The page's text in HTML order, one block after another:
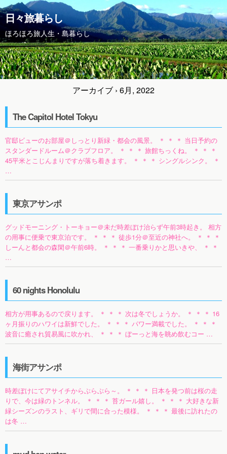
日々旅暮らし
ほろほろ旅人生・島暮らし
アーカイブ › 6月, 2022
The Capitol Hotel Tokyu
官邸ビューのお部屋＠しっとり新緑・都会の風景。 ＊ ＊ ＊ 当日予約の
スタンダードルーム＠クラブフロア。 ＊ ＊ ＊ 旅館ちっくね。 ＊ ＊ ＊
45平米とこじんまりですが落ち着きます。 ＊ ＊ ＊ シングルシンク。 ＊
…
東京アサンポ
グッドモーニング・トーキョー＠未だ時差ぼけ治らず午前3時起き。 相方
の用事に便乗で東京泊です。 ＊ ＊ ＊ 徒歩1分＠至近の神社へ。 ＊ ＊ ＊
しーんと都会の森閑＠午前6時。 ＊ ＊ ＊ 一番乗りかと思いきや、 ＊ ＊
…
60 nights Honolulu
相方が用事あるので戻ります。 ＊ ＊ ＊ 次は冬でしょうか。 ＊ ＊ ＊ 16
ヶ月振りのハワイは新鮮でした。 ＊ ＊ ＊ パワー満載でした。 ＊ ＊ ＊
波音に癒され貿易風に吹かれ、 ＊ ＊ ＊ ぼーっと海を眺め飲むコー …
海街アサンポ
時差ぼけにてアサイチからぶらぶら～。 ＊ ＊ ＊ 日本を発つ前は桜の走
りで、今は緑のトンネル。 ＊ ＊ ＊ 苔ガール嬉し。 ＊ ＊ ＊ 大好きな新
緑シーズンのラスト、ギリで間に合った模様。 ＊ ＊ ＊ 最後に訪れたの
は冬 …